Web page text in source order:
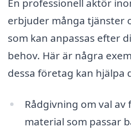
En professionell aktör
erbjuder många tjänster
som kan anpassas efter
behov. Här är några
dessa företag kan hjälpa
Rådgivning om val av
material som passar